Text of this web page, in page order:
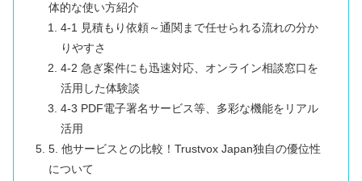
体的な使い方紹介
4-1 見積もり依頼～通関まで任せられる流れの分か
りやすさ
4-2 急ぎ案件にも迅速対応、オンライン相談窓口を
活用した体験談
4-3 PDF電子署名サービス等、多彩な機能をリアル
活用
5. 他サービスとの比較！Trustvox Japan独自の優位性
について